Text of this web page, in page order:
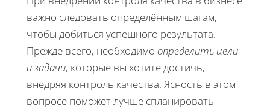
важно следовать определённым шагам,
чтобы добиться успешного результата.
Прежде всего, необходимо определить цели
и задачи, которые вы хотите достичь,
внедряя контроль качества. Ясность в этом
вопросе поможет лучше спланировать